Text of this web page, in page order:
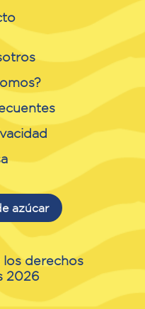
azúcar
derechos
2026